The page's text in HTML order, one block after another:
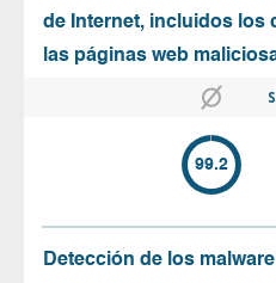
de Internet, incluidos los
las páginas web
99.2
Detección de los